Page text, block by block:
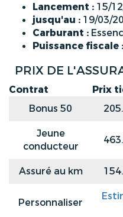
Lancement : 15/
jusqu'au : 19/03/
Carburant :
Puissance fiscale :
PRIX DE
Contrat Prix
Bonus 50
Jeune
conducteur
Assuré au km
Personnaliser